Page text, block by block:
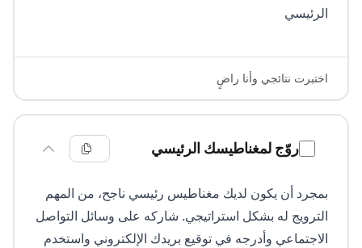
الرئيسي
اختبرت نتائجي وأنا راضٍ
روّج لمغناطيسك الرئيسي
بمجرد أن يكون لديك مغناطيس رئيسي ناجح، من المهم
الترويج له بشكل استراتيجي. شاركه على وسائل التواصل
الاجتماعي وأدرجه في توقيع بريدك الإلكتروني واستخدم